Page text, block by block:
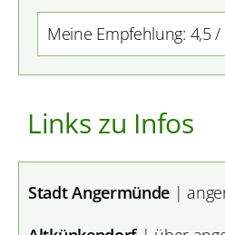
Meine Empfehlung: 4,5 /
Links zu Infos
Stadt Angermünde |